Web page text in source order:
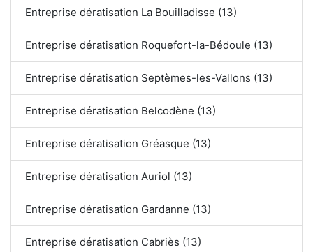
Entreprise dératisation La Bouilladisse (13)
Entreprise dératisation Roquefort-la-Bédoule (13)
Entreprise dératisation Septèmes-les-Vallons (13)
Entreprise dératisation Belcodène (13)
Entreprise dératisation Gréasque (13)
Entreprise dératisation Auriol (13)
Entreprise dératisation Gardanne (13)
Entreprise dératisation Cabriès (13)